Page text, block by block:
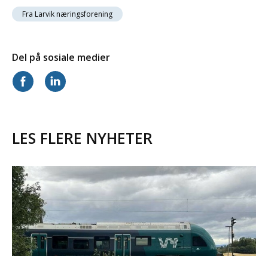
Fra Larvik næringsforening
Del på sosiale medier
LES FLERE NYHETER